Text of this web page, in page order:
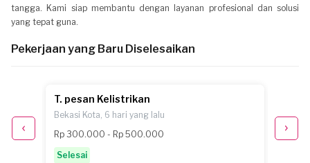
tangga. Kami siap membantu dengan layanan profesional dan solusi
yang tepat guna.
Pekerjaan yang Baru Diselesaikan
T. pesan Kelistrikan
Bekasi Kota, 6 hari yang lalu
Rp 300.000 - Rp 500.000
Selesai
Bekasi